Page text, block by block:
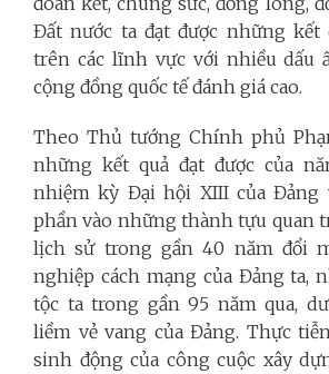
Đất nước ta đạt được những kết
trên các lĩnh vực với nhiều dấu
cộng đồng quốc tế đánh giá cao.
Theo Thủ tướng Chính phủ
những kết quả đạt được của
nhiệm kỳ Đại hội XIII của Đảng
phần vào những thành tựu quan
lịch sử trong gần 40 năm đổi
nghiệp cách mạng của Đảng ta,
tộc ta trong gần 95 năm qua,
liềm vẻ vang của Đảng. Thực
sinh động của công cuộc xây